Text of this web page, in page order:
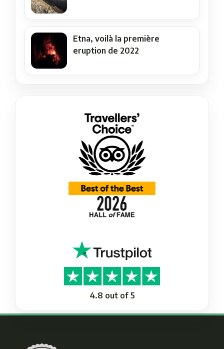
Etna, voilà la première
eruption de 2022
4.8 out of 5